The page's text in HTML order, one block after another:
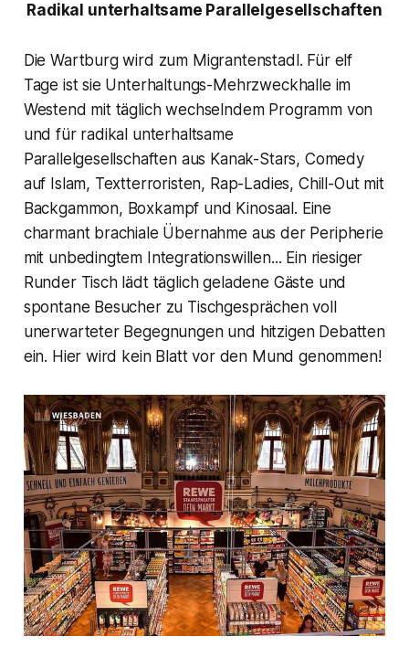
Radikal unterhaltsame Parallelgesellschaften
Die Wartburg wird zum Migrantenstadl. Für elf
Tage ist sie Unterhaltungs-Mehrzweckhalle im
Westend mit täglich wechselndem Programm von
und für radikal unterhaltsame
Parallelgesellschaften aus Kanak-Stars, Comedy
auf Islam, Textterroristen, Rap-Ladies, Chill-Out mit
Backgammon, Boxkampf und Kinosaal. Eine
charmant brachiale Übernahme aus der Peripherie
mit unbedingtem Integrationswillen... Ein riesiger
Runder Tisch lädt täglich geladene Gäste und
spontane Besucher zu Tischgesprächen voll
unerwarteter Begegnungen und hitzigen Debatten
ein. Hier wird kein Blatt vor den Mund genommen!